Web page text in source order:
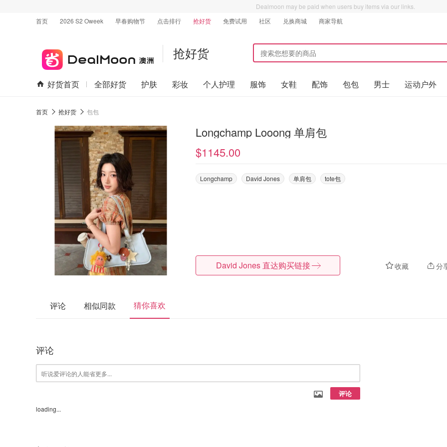
Dealmoon may be paid when users buy items via our links.
首页
2026 S2 Oweek 早春购物节 点击排行 抢好货 免费试用 社区 兑换商城 商家导航
抢好货
好货首页 全部好货 护肤 彩妆 个人护理 服饰 女鞋 配饰 包包 男士 运动户外
首页 抢好货 包包
Longchamp Looong 单肩包
$1145.00
Longchamp David Jones 单肩包 tote包
收藏 分
David Jones 直达购买链接
评论 相似同款 猜你喜欢
评论
评论
loading...